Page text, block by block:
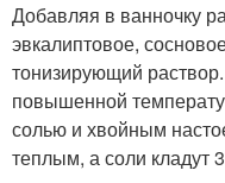
Добавляя в ванночку
эвкалиптовое,
тонизирующий
повышенной
солью и хвойным
теплым, а соли кладут